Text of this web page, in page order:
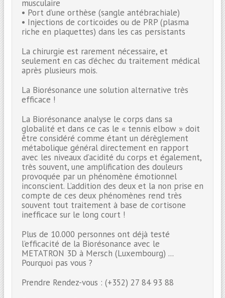
musculaire
• Port d’une orthèse (sangle antébrachiale)
• Injections de corticoïdes ou de PRP (plasma
riche en plaquettes) dans les cas persistants
La chirurgie est rarement nécessaire, et
seulement en cas d’échec du traitement médical
après plusieurs mois.
La Biorésonance une solution alternative très
efficace !
La Biorésonance analyse le corps dans sa
globalité et dans ce cas le « tennis elbow » doit
être considéré comme étant un dérèglement
métabolique général directement en rapport
avec les niveaux d’acidité du corps et également,
très souvent, une amplification des douleurs
provoquée par un phénomène émotionnel
inconscient. L’addition des deux et la non prise en
compte de ces deux phénomènes rend très
souvent tout traitement à base de cortisone
inefficace sur le long court !
Plus de 10.000 personnes ont déjà testé
l’efficacité de la Biorésonance avec le
METATRON 3D à Mersch (Luxembourg) ...
Pourquoi pas vous ?
Prendre Rendez-vous : (+352) 27 84 93 88